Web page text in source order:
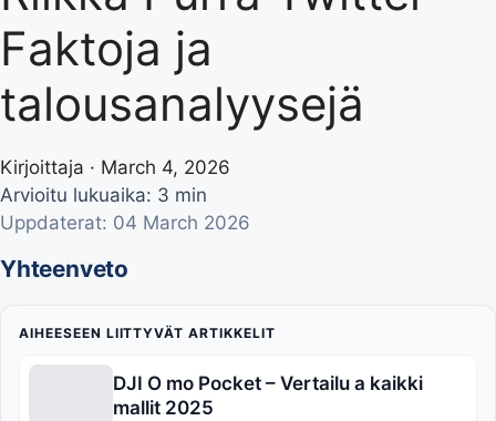
Faktoja ja
talousanalyysejä
Kirjoittaja · March 4, 2026
Arvioitu lukuaika: 3 min
Uppdaterat: 04 March 2026
Yhteenveto
AIHEESEEN LIITTYVÄT ARTIKKELIT
DJI O mo Pocket – Vertailu a kaikki
mallit 2025